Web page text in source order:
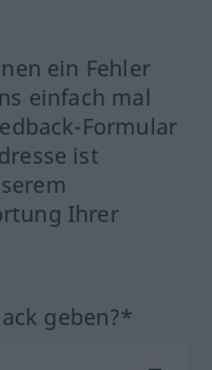
ein Fehler
einfach mal
Formular
ist
Ihrer
geben?*